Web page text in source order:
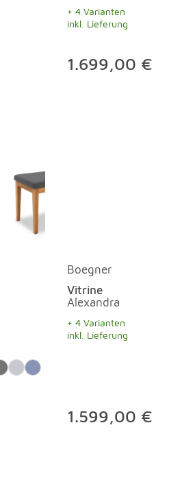
+ 4 Varianten
inkl. Lieferung
1.699,00 €
Boegner
Vitrine
Alexandra
+ 4 Varianten
inkl. Lieferung
1.599,00 €